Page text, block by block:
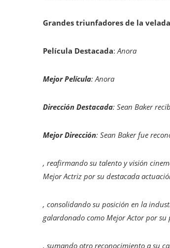
Grandes triunfadores de la velada
Película Destacada: Anora
Mejor Película: Anora
Dirección Destacada: Sean Baker
Mejor Dirección: Sean Baker fue
, reafirmando su talento y visión
Mejor Actriz por su destacada
, consolidando su posición en la
galardonado como Mejor Actor por su
, sumando otro reconocimiento a su